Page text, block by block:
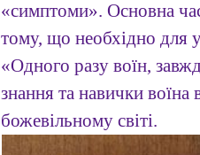
«симптоми». Основна
тому, що необхідно для
«Одного разу воїн,
знання та навички
божевільному світі.